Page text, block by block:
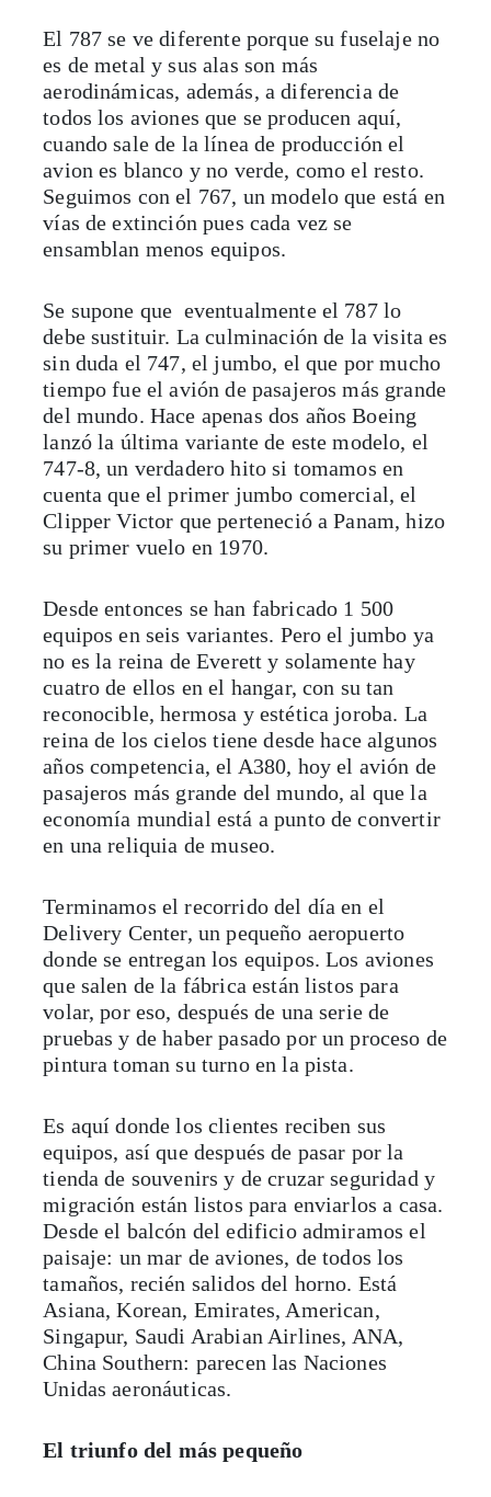
El 787 se ve diferente porque su fuselaje no
es de metal y sus alas son más
aerodinámicas, además, a diferencia de
todos los aviones que se producen aquí,
cuando sale de la línea de producción el
avion es blanco y no verde, como el resto.
Seguimos con el 767, un modelo que está en
vías de extinción pues cada vez se
ensamblan menos equipos.
Se supone que eventualmente el 787 lo
debe sustituir. La culminación de la visita es
sin duda el 747, el jumbo, el que por mucho
tiempo fue el avión de pasajeros más grande
del mundo. Hace apenas dos años Boeing
lanzó la última variante de este modelo, el
747-8, un verdadero hito si tomamos en
cuenta que el primer jumbo comercial, el
Clipper Victor que perteneció a Panam, hizo
su primer vuelo en 1970.
Desde entonces se han fabricado 1 500
equipos en seis variantes. Pero el jumbo ya
no es la reina de Everett y solamente hay
cuatro de ellos en el hangar, con su tan
reconocible, hermosa y estética joroba. La
reina de los cielos tiene desde hace algunos
años competencia, el A380, hoy el avión de
pasajeros más grande del mundo, al que la
economía mundial está a punto de convertir
en una reliquia de museo.
Terminamos el recorrido del día en el
Delivery Center, un pequeño aeropuerto
donde se entregan los equipos. Los aviones
que salen de la fábrica están listos para
volar, por eso, después de una serie de
pruebas y de haber pasado por un proceso de
pintura toman su turno en la pista.
Es aquí donde los clientes reciben sus
equipos, así que después de pasar por la
tienda de souvenirs y de cruzar seguridad y
migración están listos para enviarlos a casa.
Desde el balcón del edificio admiramos el
paisaje: un mar de aviones, de todos los
tamaños, recién salidos del horno. Está
Asiana, Korean, Emirates, American,
Singapur, Saudi Arabian Airlines, ANA,
China Southern: parecen las Naciones
Unidas aeronáuticas.
El triunfo del más pequeño